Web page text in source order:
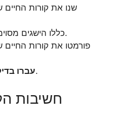
שנו את קורות החיים
כללו הישגים מסוימים הקשורים לתפקיד.
פורמטו את קורות החיים
עברוכדי למנוע שגיאות.
חשיבות